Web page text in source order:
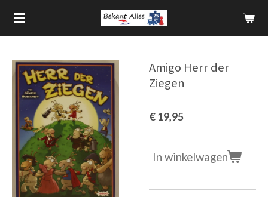
Ga
direct
hoofdinhoud
Amigo Herr der
Ziegen
€ 19,95
In winkelwagen